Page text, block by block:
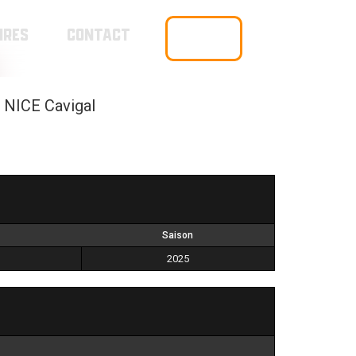
CONTACT
NICE Cavigal
Saison
2025